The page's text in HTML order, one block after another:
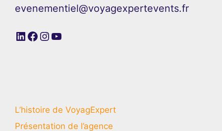
evenementiel@voyagexpertevents.fr
LinkedIn
Facebook
Instagram
YouTube
L’histoire de VoyagExpert
Présentation de l’agence